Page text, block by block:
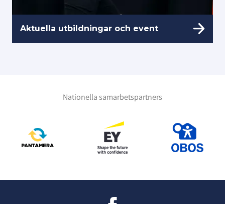
Aktuella utbildningar och event
Nationella samarbetspartners